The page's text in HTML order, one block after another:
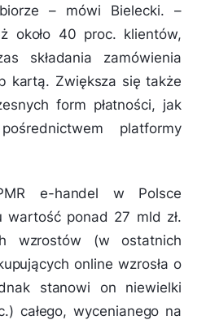
– mówi Bielecki. –
około 40 proc. klientów,
składania zamówienia
kartą. Zwiększa się także
form płatności, jak
platformy
e-handel w Polsce
wartość ponad 27 mld zł.
wzrostów (w ostatnich
online wzrosła o
stanowi on niewielki
całego, wycenianego na